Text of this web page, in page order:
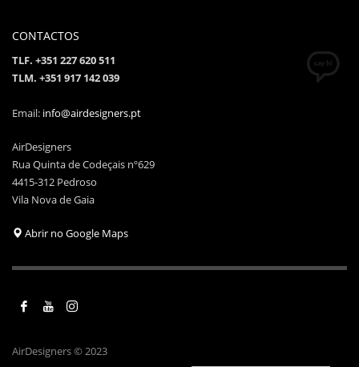
CONTACTOS
TLF. +351 227 620 511
TLM. +351 917 142 039
Email: info@airdesigners.pt
AirDesigners
Rua Quinta de Codeçais nº629
4415-312 Pedroso
Vila Nova de Gaia
Abrir no Google Maps
AirDesigners © 2023